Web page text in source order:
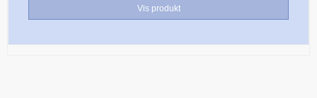
Vis produkt